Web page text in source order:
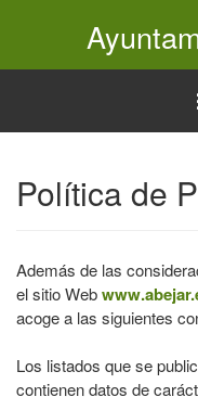
Política de
Además de las
el sitio Web
acoge a las siguientes
Los listados que se
contienen datos de